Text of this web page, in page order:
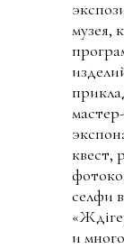
музея,
квест,
селфи
и